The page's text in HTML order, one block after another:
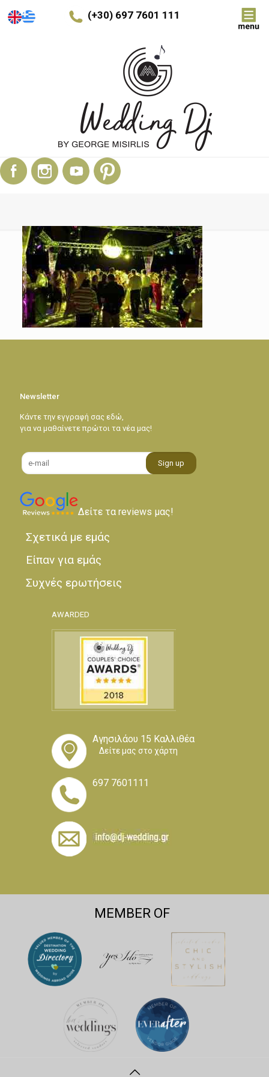
(+30) 697 7601 111
Newsletter
Κάντε την εγγραφή σας εδώ,
για να μαθαίνετε πρώτοι τα νέα μας!
Δείτε τα reviews μας!
Σχετικά με εμάς
Είπαν για εμάς
Συχνές ερωτήσεις
AWARDED
Αγησιλάου 15 Καλλιθέα
Δείτε μας στο χάρτη
697 7601111
MEMBER OF